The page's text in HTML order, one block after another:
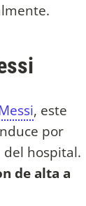
, este
por
del hospital.
de alta a